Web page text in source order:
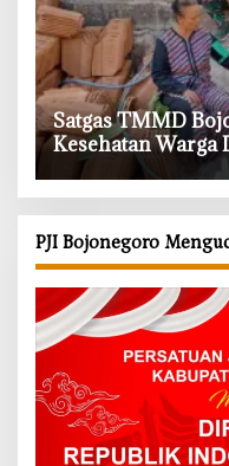
‎Satgas TMMD
Kesehatan Warga
PJI Bojonegoro